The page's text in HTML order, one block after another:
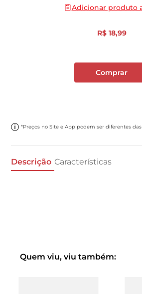
Adicionar produto
R$ 18,99
Comprar
*Preços no Site e App podem ser diferentes das
Descrição Características
Quem viu, viu também: